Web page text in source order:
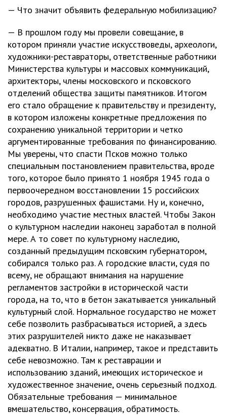
— Что значит объявить федеральную мобилизацию?
— В прошлом году мы провели совещание, в
котором приняли участие искусствоведы, археологи,
художники-реставраторы, ответственные работники
Министерства культуры и массовых коммуникаций,
архитекторы, члены московского и псковского
отделений общества защиты памятников. Итогом
его стало обращение к правительству и президенту,
в котором изложены конкретные предложения по
сохранению уникальной территории и четко
аргументированные требования по финансированию.
Мы уверены, что спасти Псков можно только
специальным постановлением правительства, вроде
того, которое было принято 1 ноября 1945 года о
первоочередном восстановлении 15 российских
городов, разрушенных фашистами. Ну и, конечно,
необходимо участие местных властей. Чтобы Закон
о культурном наследии наконец заработал в полной
мере. А то совет по культурному наследию,
созданный предыдущим псковским губернатором,
собирался только раз. А городские власти, судя по
всему, не обращают внимания на нарушение
регламентов застройки в исторической части
города, на то, что в бетон закатывается уникальный
культурный слой. Нормальное государство не может
себе позволить разбрасываться историей, а здесь
этих разрушителей никто даже не наказывает
адекватно. В Италии, например, такое и представить
себе невозможно. Там к реставрации и
использованию зданий, имеющих историческое и
художественное значение, очень серьезный подход.
Обязательные требования — минимальное
вмешательство, консервация, обратимость.